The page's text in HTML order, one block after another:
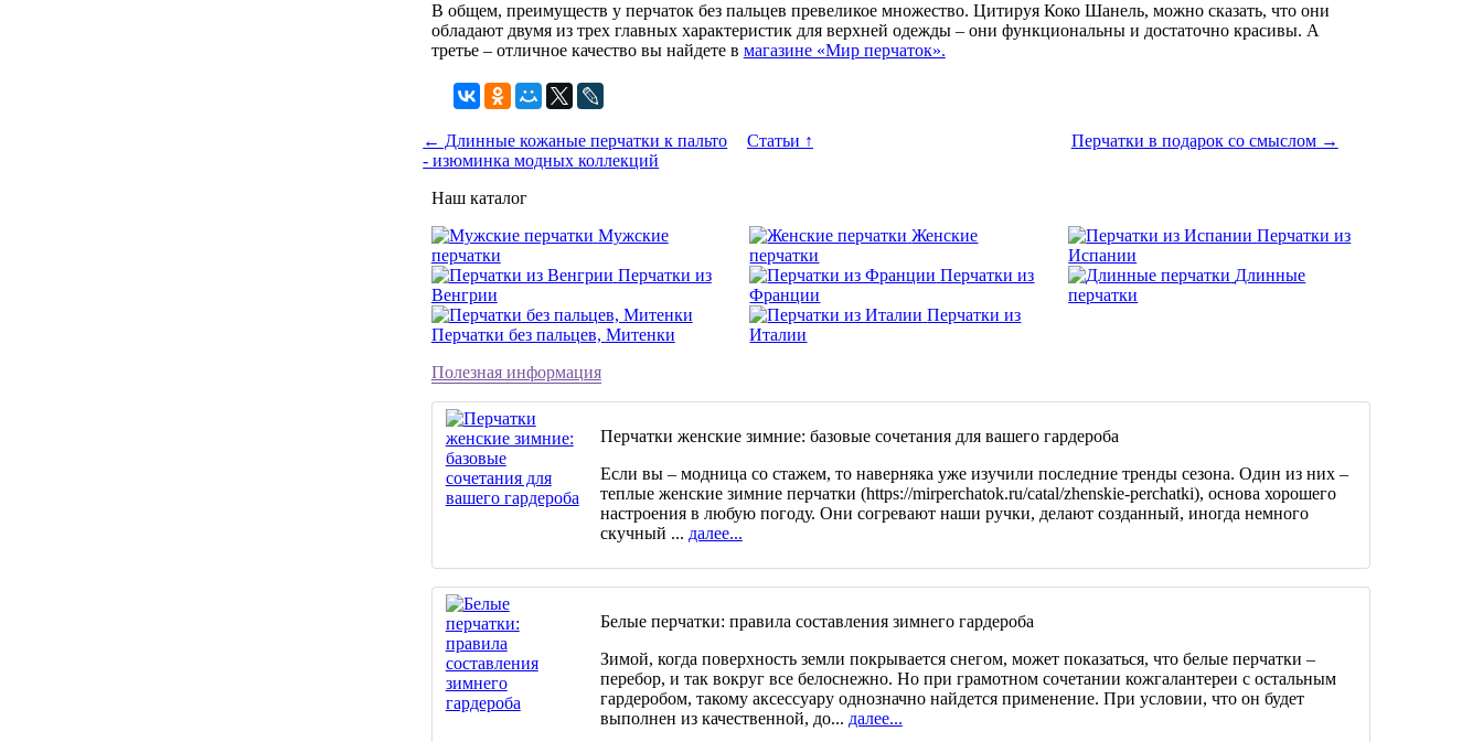
В общем, преимуществ у перчаток без пальцев превеликое множество. Цитируя Коко Шанель, можно сказать, что они
обладают двумя из трех главных характеристик для верхней одежды – они функциональны и достаточно красивы. А
третье – отличное качество вы найдете в магазине «Мир перчаток».
← Длинные кожаные перчатки к пальто
- изюминка модных коллекций
Статьи ↑ Перчатки в подарок со смыслом →
Наш каталог
Мужские
перчатки
Женские
перчатки
Перчатки из
Испании
Перчатки из
Венгрии
Перчатки из
Франции
Длинные
перчатки
Перчатки без пальцев, Митенки
Перчатки из
Италии
Полезная информация
Перчатки женские зимние: базовые сочетания для вашего гардероба
Если вы – модница со стажем, то наверняка уже изучили последние тренды сезона. Один из них –
теплые женские зимние перчатки (https://mirperchatok.ru/catal/zhenskie-perchatki), основа хорошего
настроения в любую погоду. Они согревают наши ручки, делают созданный, иногда немного
скучный ... далее...
Белые перчатки: правила составления зимнего гардероба
Зимой, когда поверхность земли покрывается снегом, может показаться, что белые перчатки –
перебор, и так вокруг все белоснежно. Но при грамотном сочетании кожгалантереи с остальным
гардеробом, такому аксессуару однозначно найдется применение. При условии, что он будет
выполнен из качественной, до... далее...